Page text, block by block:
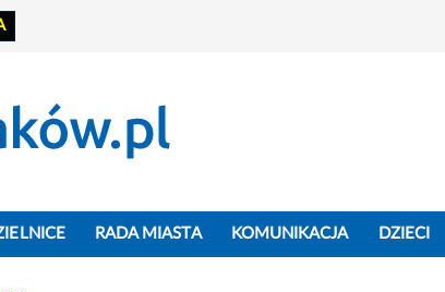
RADA MIASTA KOMUNIKACJA DZIECI